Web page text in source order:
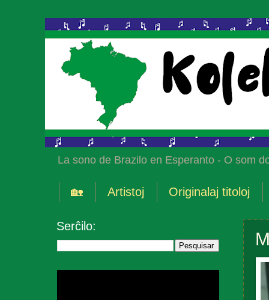
La sono de Brazilo en Esperanto - O som
🏡 Artistoj Originalaj titoloj
Serĉilo: